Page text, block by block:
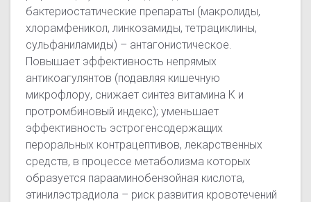
бактериостатические препараты (макролиды,
хлорамфеникол, линкозамиды, тетрациклины,
сульфаниламиды) – антагонистическое.
Повышает эффективность непрямых
антикоагулянтов (подавляя кишечную
микрофлору, снижает синтез витамина К и
протромбиновый индекс); уменьшает
эффективность эстрогенсодержащих
пероральных контрацептивов, лекарственных
средств, в процессе метаболизма которых
образуется парааминобензойная кислота,
этинилэстрадиола – риск развития кровотечений